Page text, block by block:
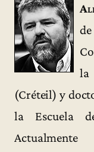
(Créteil) y
la Escuela